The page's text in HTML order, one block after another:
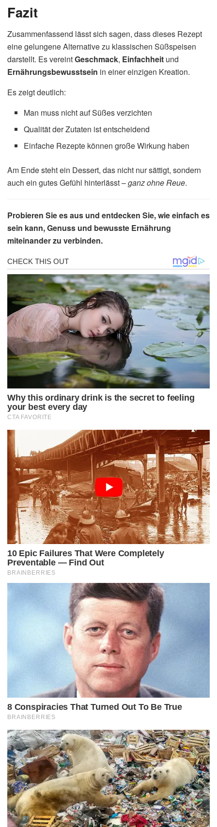
Fazit
Zusammenfassend lässt sich sagen, dass dieses Rezept
eine gelungene Alternative zu klassischen Süßspeisen
darstellt. Es vereintGeschmack, Einfachheit und
Ernährungsbewusstsein in einer einzigen Kreation.
Es zeigt deutlich:
Man muss nicht auf Süßes verzichten
Qualität der Zutaten ist entscheidend
Einfache Rezepte können große Wirkung haben
Am Ende steht ein Dessert, das nicht nur sättigt, sondern
auch ein gutes Gefühl hinterlässt –ganz ohne Reue.
Probieren Sie es aus und entdecken Sie, wie einfach es
sein kann, Genuss und bewusste Ernährung
miteinander zu verbinden.